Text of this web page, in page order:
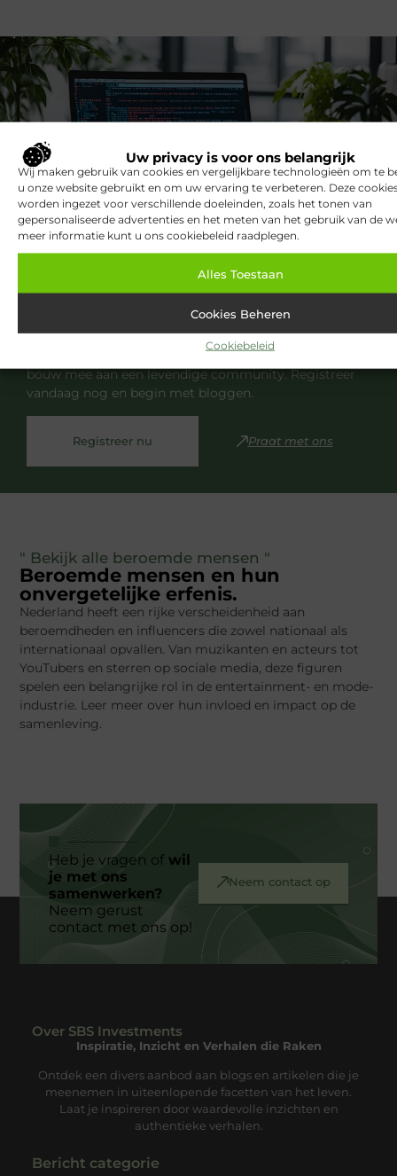
Uw privacy is voor ons belangrijk
Wij maken gebruik van cookies en vergelijkbare technologieën om te
u onze website gebruikt en om uw ervaring te verbeteren. Deze
worden ingezet voor verschillende doeleinden, zoals het tonen van
gepersonaliseerde advertenties en het meten van het gebruik van de
meer informatie kunt u ons cookiebeleid raadplegen.
Alles Toestaan
Cookies Beheren
Cookiebeleid
Registreer nu en word deel van ons
platform!
Ben jij een gepassioneerde schrijver of een
nieuwsgierige lezer? Sluit je aan bij ons blogplatform
en deel jouw verhalen, ontdek inspirerende blogs en
bouw mee aan een levendige community. Registreer
vandaag nog en begin met bloggen.
Registreer nu Praat met ons
" Bekijk alle beroemde mensen "
Beroemde mensen en hun
onvergetelijke erfenis.
Nederland heeft een rijke verscheidenheid aan
beroemdheden en influencers die zowel nationaal als
internationaal opvallen. Van muzikanten en acteurs tot
YouTubers en sterren op sociale media, deze figuren
spelen een belangrijke rol in de entertainment- en mode-
industrie. Leer meer over hun invloed en impact op de
samenleving.
Heb je vragen ofwil
je met ons
samenwerken?
Neem gerust
contact met ons op!
Neem contact op
Over SBS Investments
Inspiratie, Inzicht en Verhalen die Raken
Ontdek een divers aanbod aan blogs en artikelen die je
meenemen in uiteenlopende facetten van het leven.
Laat je inspireren door waardevolle inzichten en
authentieke verhalen.
Bericht categorie